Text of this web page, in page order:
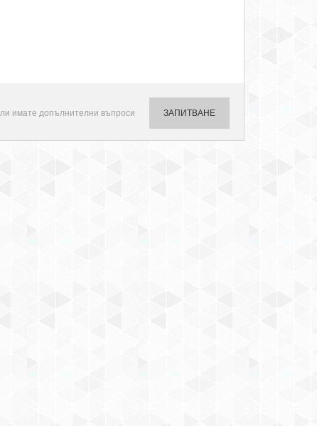
ЗАПИТВАНЕ
имате допълнителни въпроси